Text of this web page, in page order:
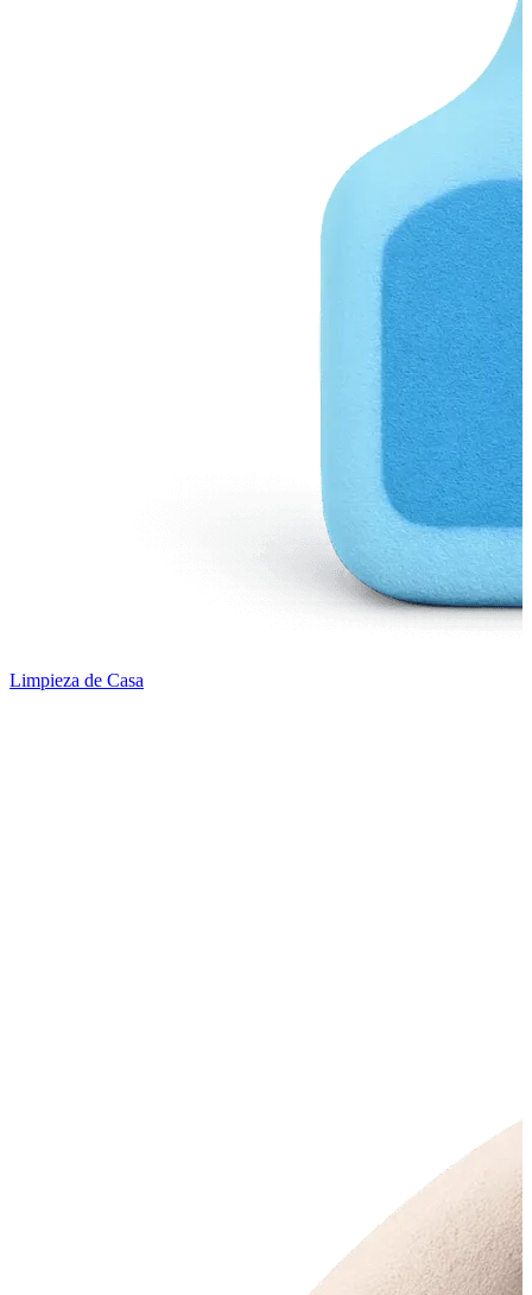
Limpieza de Casa